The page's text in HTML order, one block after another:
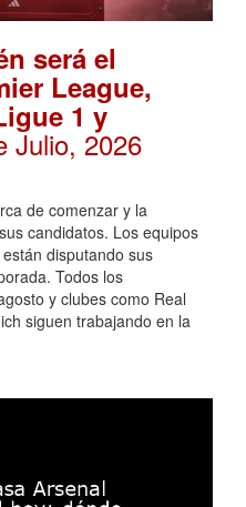
será el
League,
1 y
Julio, 2026
de comenzar y la
candidatos. Los equipos
disputando sus
Todos los
y clubes como Real
siguen trabajando en la